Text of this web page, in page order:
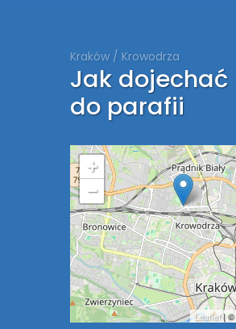
Kraków / Krowodrza
Jak dojechać
do parafii
+
−
Leaflet| ©